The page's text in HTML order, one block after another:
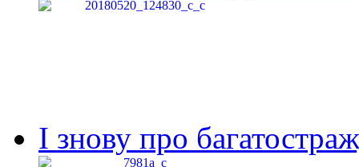
І знову про